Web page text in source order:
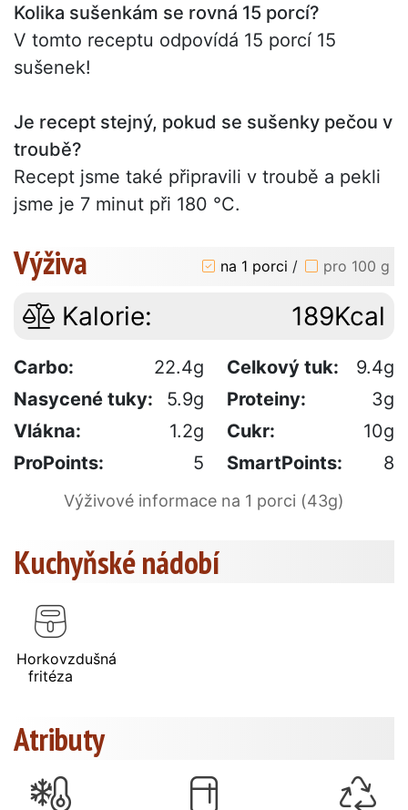
Kolika sušenkám se rovná 15 porcí?
V tomto receptu odpovídá 15 porcí 15
sušenek!
Je recept stejný, pokud se sušenky pečou v
troubě?
Recept jsme také připravili v troubě a pekli
jsme je 7 minut při 180 °C.
Výživa na 1 porci / pro 100 g
Kalorie: 189Kcal
Carbo: 22.4g Celkový tuk:
9.4g
Nasycené tuky:
5.9g Proteiny:
3g
Vlákna:
1.2g Cukr:
10g
ProPoints:
5 SmartPoints: 8
Výživové informace na 1 porci (43g)
Kuchyňské nádobí
Horkovzdušná
fritéza
Atributy